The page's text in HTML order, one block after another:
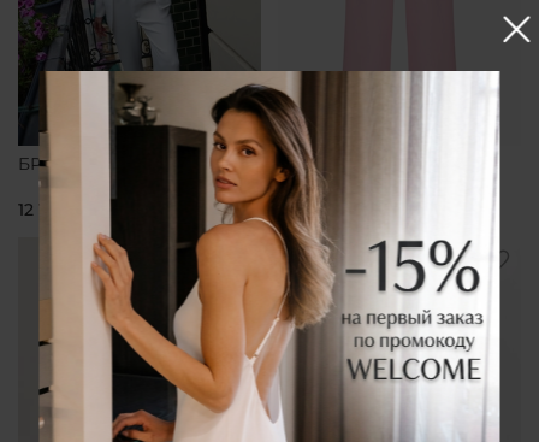
БРЮКИ ПРЯМЫЕ БЕЛЫЕ
12 150 ₽
БРЮКИ ПРЯМЫЕ
РОЗОВЫЕ
12 150 ₽